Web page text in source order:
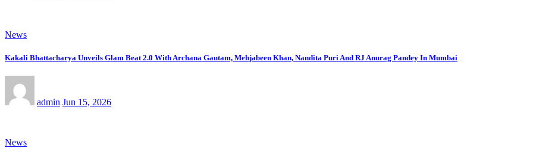
News
Kakali Bhattacharya Unveils Glam Beat 2.0 With Archana Gautam, Mehjabeen Khan, Nandita Puri And RJ Anurag Pandey In Mumbai
admin Jun 15, 2026
News